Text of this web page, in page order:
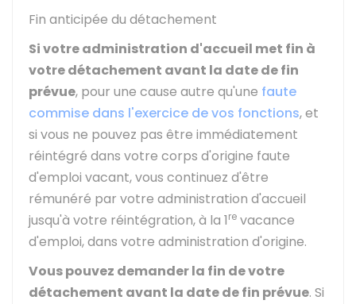
Fin anticipée du détachement
Si votre administration d'accueil met fin à
votre détachement avant la date de fin
prévue, pour une cause autre qu'une faute
commise dans l'exercice de vos fonctions, et
si vous ne pouvez pas être immédiatement
réintégré dans votre corps d'origine faute
d'emploi vacant, vous continuez d'être
rémunéré par votre administration d'accueil
jusqu'à votre réintégration, à la 1re vacance
d'emploi, dans votre administration d'origine.
Vous pouvez demander la fin de votre
détachement avant la date de fin prévue. Si